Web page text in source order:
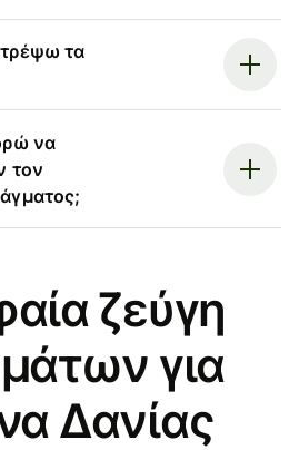
τα
να
τον
ζεύγη
για
Δανίας